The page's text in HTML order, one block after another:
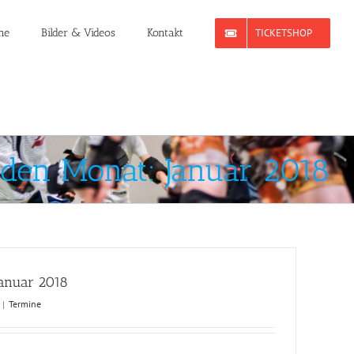
Bilder & Videos Kontakt TICKETSHOP
Monat:Januar 2018
2018
| Termine